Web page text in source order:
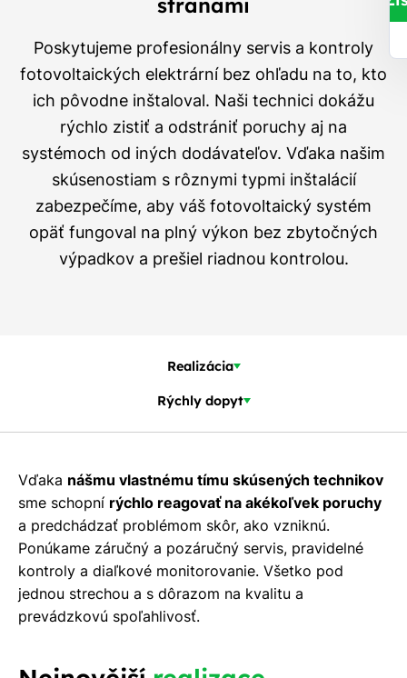
stranami
Poskytujeme profesionálny servis a kontroly
fotovoltaických elektrární bez ohľadu na to, kto
ich pôvodne inštaloval. Naši technici dokážu
rýchlo zistiť a odstrániť poruchy aj na
systémoch od iných dodávateľov. Vďaka našim
skúsenostiam s rôznymi typmi inštalácií
zabezpečíme, aby váš fotovoltaický systém
opäť fungoval na plný výkon bez zbytočných
výpadkov a prešiel riadnou kontrolou.
Realizácia
Rýchly dopyt
Vďaka nášmu vlastnému tímu skúsených technikov
sme schopní rýchlo reagovať na akékoľvek poruchy
a predchádzať problémom skôr, ako vzniknú.
Ponúkame záručný a pozáručný servis, pravidelné
kontroly a diaľkové monitorovanie. Všetko pod
jednou strechou a s dôrazom na kvalitu a
prevádzkovú spoľahlivosť.